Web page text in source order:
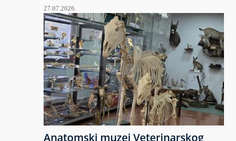
27.07.2026.
Anatomski muzej Veterinarskog